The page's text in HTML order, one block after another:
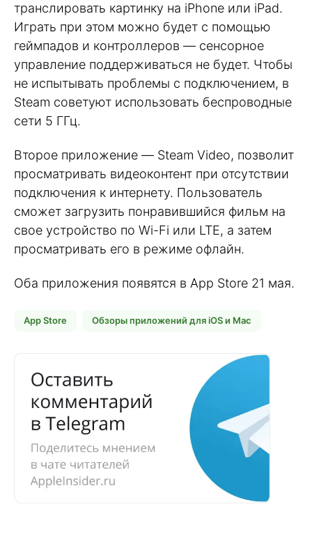
транслировать картинку на iPhone или iPad.
Играть при этом можно будет с помощью
геймпадов и контроллеров — сенсорное
управление поддерживаться не будет. Чтобы
не испытывать проблемы с подключением, в
Steam советуют использовать беспроводные
сети 5 ГГц.
Второе приложение — Steam Video, позволит
просматривать видеоконтент при отсутствии
подключения к интернету. Пользователь
сможет загрузить понравившийся фильм на
свое устройство по Wi-Fi или LTE, а затем
просматривать его в режиме офлайн.
Оба приложения появятся в App Store 21 мая.
App Store Обзоры приложений для iOS и Mac